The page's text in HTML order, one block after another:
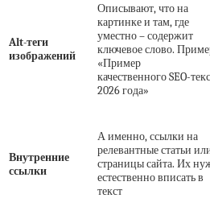
Alt-теги
изображений
Описывают, что на
картинке и там, где
уместно – содержит
ключевое слово.
«Пример
качественного SEO-
2026 года»
Внутренние
ссылки
А именно, ссылки на
релевантные статьи
страницы сайта. Их
естественно вписать в
текст